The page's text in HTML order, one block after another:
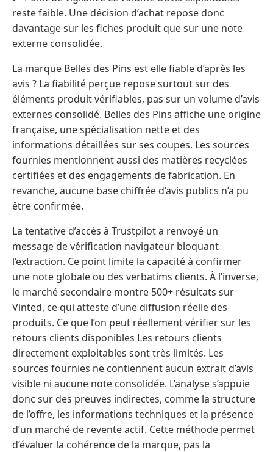
reste faible. Une décision d’achat repose donc
davantage sur les fiches produit que sur une note
externe consolidée.
La marque Belles des Pins est elle fiable d’après les
avis ? La fiabilité perçue repose surtout sur des
éléments produit vérifiables, pas sur un volume d’avis
externes consolidé. Belles des Pins affiche une origine
française, une spécialisation nette et des
informations détaillées sur ses coupes. Les sources
fournies mentionnent aussi des matières recyclées
certifiées et des engagements de fabrication. En
revanche, aucune base chiffrée d’avis publics n’a pu
être confirmée.
La tentative d’accès à Trustpilot a renvoyé un
message de vérification navigateur bloquant
l’extraction. Ce point limite la capacité à confirmer
une note globale ou des verbatims clients. À l’inverse,
le marché secondaire montre 500+ résultats sur
Vinted, ce qui atteste d’une diffusion réelle des
produits. Ce que l’on peut réellement vérifier sur les
retours clients disponibles Les retours clients
directement exploitables sont très limités. Les
sources fournies ne contiennent aucun extrait d’avis
visible ni aucune note consolidée. L’analyse s’appuie
donc sur des preuves indirectes, comme la structure
de l’offre, les informations techniques et la présence
d’un marché de revente actif. Cette méthode permet
d’évaluer la cohérence de la marque, pas la